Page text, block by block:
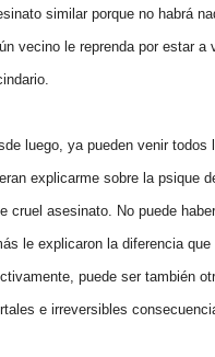
similar porque no habrá
vecino le reprenda por estar a
luego, ya pueden venir
explicarme sobre la psique
cruel asesinato. No puede
le explicaron la diferencia
puede ser también
e irreversibles